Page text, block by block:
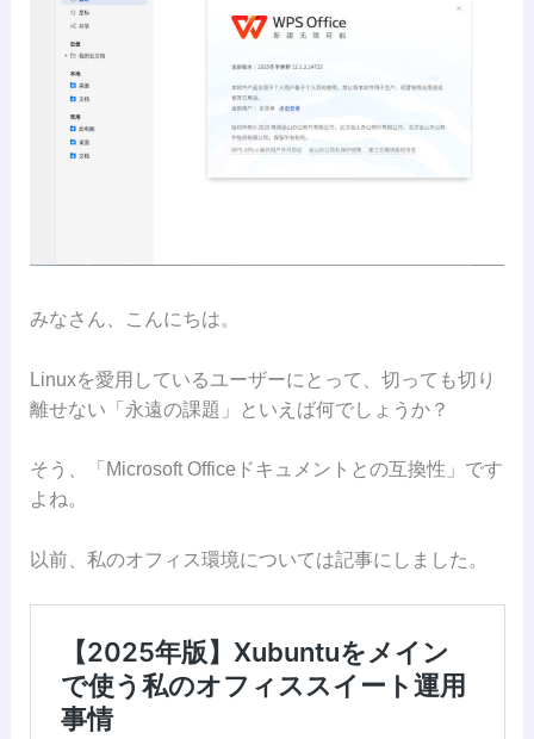
みなさん、こんにちは。
Linuxを愛用しているユーザーにとって、切っても切り
離せない「永遠の課題」といえば何でしょうか？
そう、「Microsoft Officeドキュメントとの互換性」です
よね。
以前、私のオフィス環境については記事にしました。